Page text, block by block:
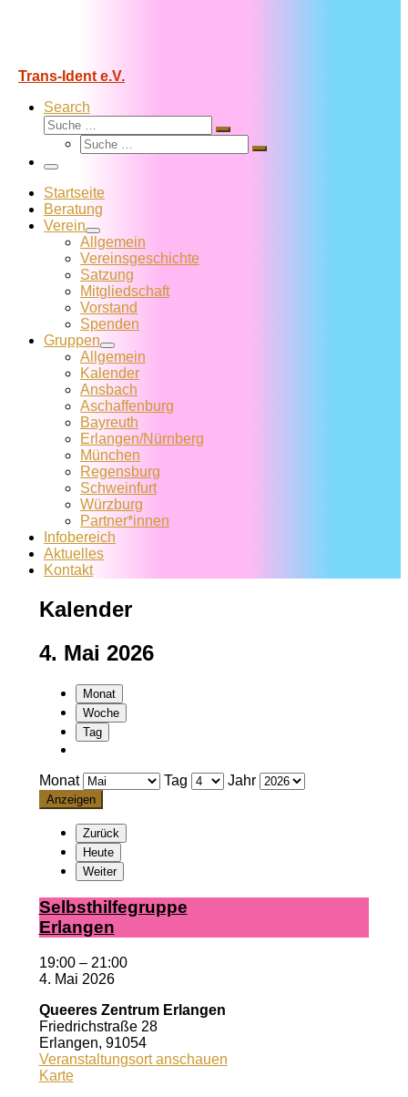
Trans-Ident e.V.
Search
Suche
Suche
Suche
Suche
Menü
Startseite
Beratung
Verein
Allgemein
Vereins­geschichte
Satzung
Mitglied­schaft
Vorstand
Spenden
Gruppen
Allgemein
Kalender
Ansbach
Aschaffenburg
Bayreuth
Erlangen/Nürnberg
München
Regensburg
Schweinfurt
Würzburg
Partner*innen
Infobereich
Aktuelles
Kontakt
Kalender
4. Mai 2026
Monat
Woche
Tag
Monat Tag Jahr
Zurück
Heute
Weiter
Selbst­hil­fe­grup­pe
Er­lan­gen
19:00 – 21:00
4. Mai 2026
Queeres Zentrum Erlangen
Friedrichstraße 28
Erlangen, 91054
Veranstaltungsort anschauen
KarteQueeres